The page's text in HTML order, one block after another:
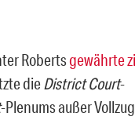
Robertsgewährte
dieDistrict Court-
-Plenums außer